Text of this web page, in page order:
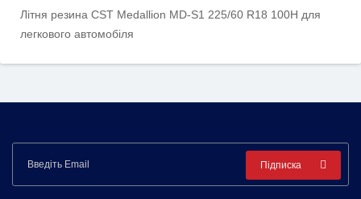
Літня резина CST Medallion MD-S1 225/60 R18 100H для
легкового автомобіля
Підписка